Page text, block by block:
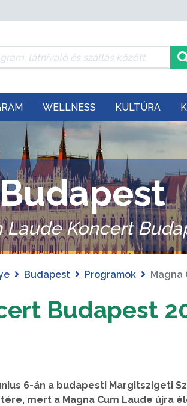
WELLNESS KULTÚRA
Laude Koncert
Budapest Programok Magna
Budapest
6-án a budapesti Margitszigeti
mert a Magna Cum Laude újra